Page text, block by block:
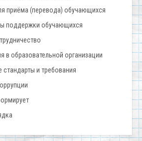
приёма (перевода) обучающихся
поддержки обучающихся
в образовательной организации
стандарты и требования